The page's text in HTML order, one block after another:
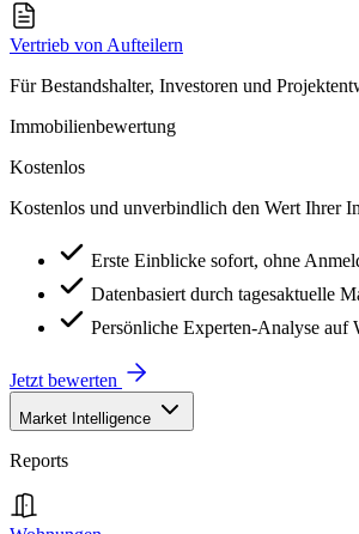
Vertrieb von Aufteilern
Für Bestandshalter, Investoren und
Immobilienbewertung
Kostenlos
Kostenlos und unverbindlich den Wert Ihrer
Erste Einblicke sofort, ohne
Datenbasiert durch tagesaktuelle
Persönliche Experten-Analyse auf
Jetzt bewerten
Market Intelligence
Reports